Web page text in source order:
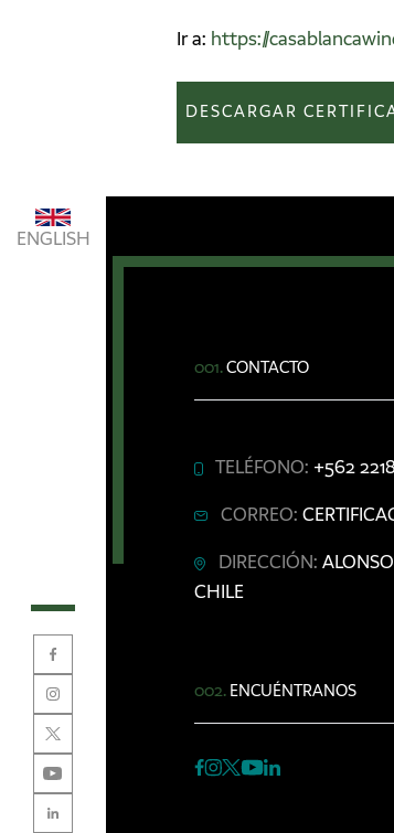
ENGLISH
Ir a: https://
DESCARGAR
001.CONTACTO
TELÉFONO: +562
CORREO:
DIRECCIÓN:
CHILE
002. ENCUÉNTRANOS